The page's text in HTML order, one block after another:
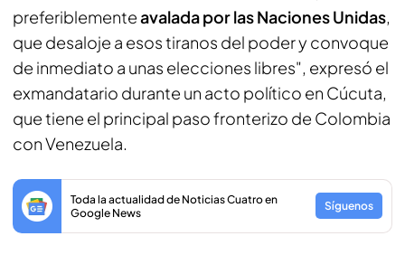
preferiblementeavalada por las Naciones Unidas,
que desaloje a esos tiranos del poder y convoque
de inmediato a unas elecciones libres", expresó el
exmandatario durante un acto político en Cúcuta,
que tiene el principal paso fronterizo de Colombia
con Venezuela.
Toda la actualidad de Noticias Cuatro en
Google News
Síguenos